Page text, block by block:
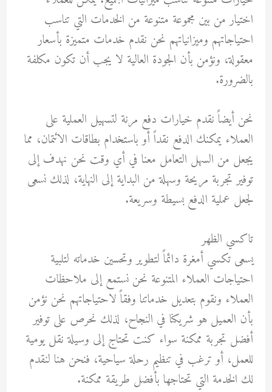
اختيار من بين مجموعة متنوعة من الخدمات التي تناسب
احتياجاتهم وميزانياتهم نحن نقدم خدمات متميزة بأسعار
معقولة، ونؤمن بأن الجودة العالية لا يجب أن تكون مكلفة
بالضرورة.
نحن أيضاً نقدم خيارات دفع مرنة لتسهيل العملية على
العملاء يمكنك الدفع نقداً أو باستخدام بطاقات الائتمان، مما
يجعل من السهل التعامل معنا في أي وقت نحن نهدف إلى
توفير تجربة مريحة وسهلة من البداية إلى النهاية، لذلك نسعى
لجعل عملية الدفع بسيطة وسريعة.
تاكسي الظهر
يسعى تكسي أمغرة دائماً لتطوير وتحسين خدماته لتلبية
احتياجات العملاء المتنوعة نحن نستمع إلى ملاحظات
العملاء ونقوم بتعديل خدماتنا وفقاً لاحتياجاتهم نحن نؤمن
بأن العميل هو شريكنا في النجاح، لذلك نحرص على توفير
أفضل تجربة ممكنة سواء كنت تحتاج إلى وسيلة نقل يومية
للعمل، أو ترغب في تنظيم رحلة سياحية، فنحن هنا لنقدم
لك الخدمة التي تحتاجها بأفضل طريقة ممكنة.